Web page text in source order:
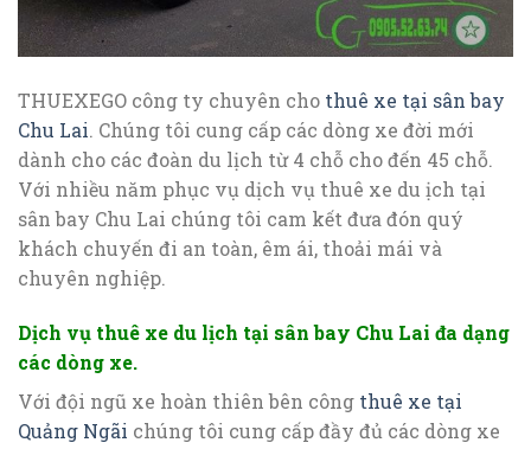
THUEXEGO công ty chuyên cho thuê xe tại sân bay
Chu Lai. Chúng tôi cung cấp các dòng xe đời mới
dành cho các đoàn du lịch từ 4 chỗ cho đến 45 chỗ.
Với nhiều năm phục vụ dịch vụ thuê xe du ịch tại
sân bay Chu Lai chúng tôi cam kết đưa đón quý
khách chuyến đi an toàn, êm ái, thoải mái và
chuyên nghiệp.
Dịch vụ thuê xe du lịch tại sân bay Chu Lai đa dạng
các dòng xe.
Với đội ngũ xe hoàn thiên bên công thuê xe tại
Quảng Ngãi chúng tôi cung cấp đầy đủ các dòng xe